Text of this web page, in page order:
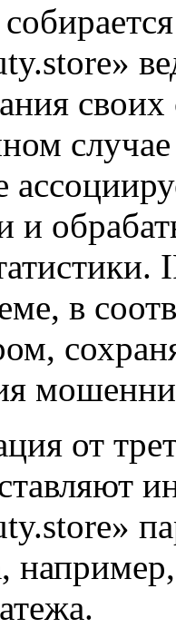
своих
случае
и
в
от